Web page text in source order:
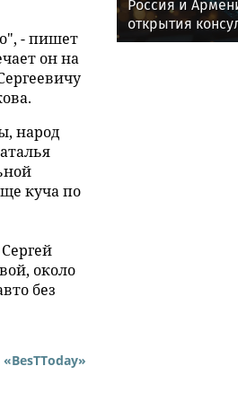
- пишет
он на
народ
куча по
около
без
«BesTToday»
Россия и
открытия
Владикавказе